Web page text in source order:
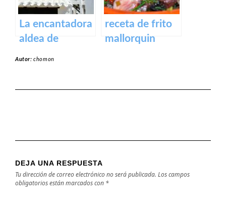
La encantadora
aldea de
receta de frito
mallorquin
Autor:chomon
DEJA UNA RESPUESTA
Tu dirección de correo electrónico no será publicada. Los campos
obligatorios están marcados con *